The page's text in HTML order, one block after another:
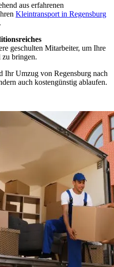
aus erfahrenen
Kleintransport in Regensburg
geschulten Mitarbeiter, um Ihre
bringen.
Ihr Umzug von Regensburg nach
auch kostengünstig ablaufen.